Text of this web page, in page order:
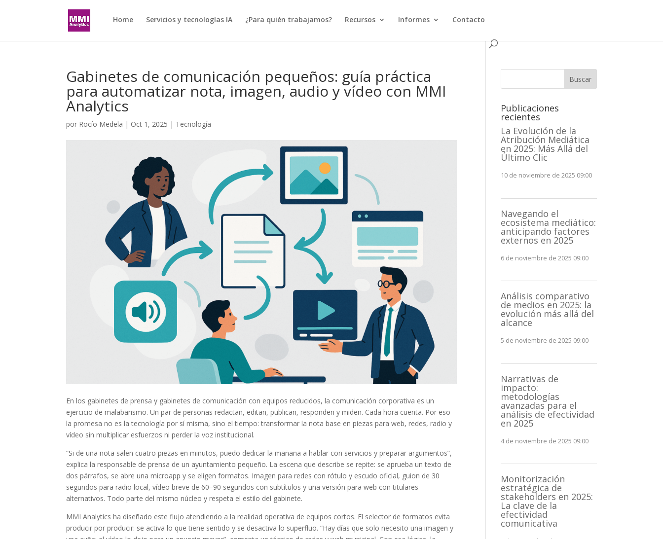
Home Servicios y tecnologías IA ¿Para quién trabajamos? Recursos Informes Contacto
Gabinetes de comunicación pequeños: guía práctica
para automatizar nota, imagen, audio y vídeo con MMI
Analytics
por Rocío Medela | Oct 1, 2025 | Tecnología
En los gabinetes de prensa y gabinetes de comunicación con equipos reducidos, la comunicación corporativa es un
ejercicio de malabarismo. Un par de personas redactan, editan, publican, responden y miden. Cada hora cuenta. Por eso
la promesa no es la tecnología por sí misma, sino el tiempo: transformar la nota base en piezas para web, redes, radio y
vídeo sin multiplicar esfuerzos ni perder la voz institucional.
“Si de una nota salen cuatro piezas en minutos, puedo dedicar la mañana a hablar con servicios y preparar argumentos”,
explica la responsable de prensa de un ayuntamiento pequeño. La escena que describe se repite: se aprueba un texto de
dos párrafos, se abre una microapp y se eligen formatos. Imagen para redes con rótulo y escudo oficial, guion de 30
segundos para radio local, vídeo breve de 60–90 segundos con subtítulos y una versión para web con titulares
alternativos. Todo parte del mismo núcleo y respeta el estilo del gabinete.
MMI Analytics ha diseñado este flujo atendiendo a la realidad operativa de equipos cortos. El selector de formatos evita
producir por producir: se activa lo que tiene sentido y se desactiva lo superfluo. “Hay días que solo necesito una imagen y
Buscar
Publicaciones
recientes
La Evolución de la
Atribución Mediática
en 2025: Más Allá del
Último Clic
10 de noviembre de 2025 09:00
Navegando el
ecosistema mediático:
anticipando factores
externos en 2025
6 de noviembre de 2025 09:00
Análisis comparativo
de medios en 2025: la
evolución más allá del
alcance
5 de noviembre de 2025 09:00
Narrativas de
impacto:
metodologías
avanzadas para el
análisis de efectividad
en 2025
4 de noviembre de 2025 09:00
Monitorización
estratégica de
stakeholders en 2025:
La clave de la
efectividad
comunicativa